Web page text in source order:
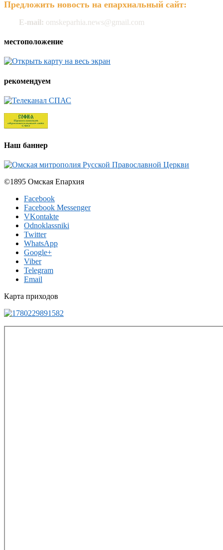
Предложить новость на епархиальный сайт:
E-mail: omskeparhia.news@gmail.com
местоположение
рекомендуем
Наш баннер
©1895 Омская Епархия
Facebook
Facebook Messenger
VKontakte
Odnoklassniki
Twitter
WhatsApp
Google+
Viber
Telegram
Email
Карта приходов